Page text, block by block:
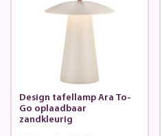
Design tafellamp Ara To-
Go oplaadbaar
zandkleurig